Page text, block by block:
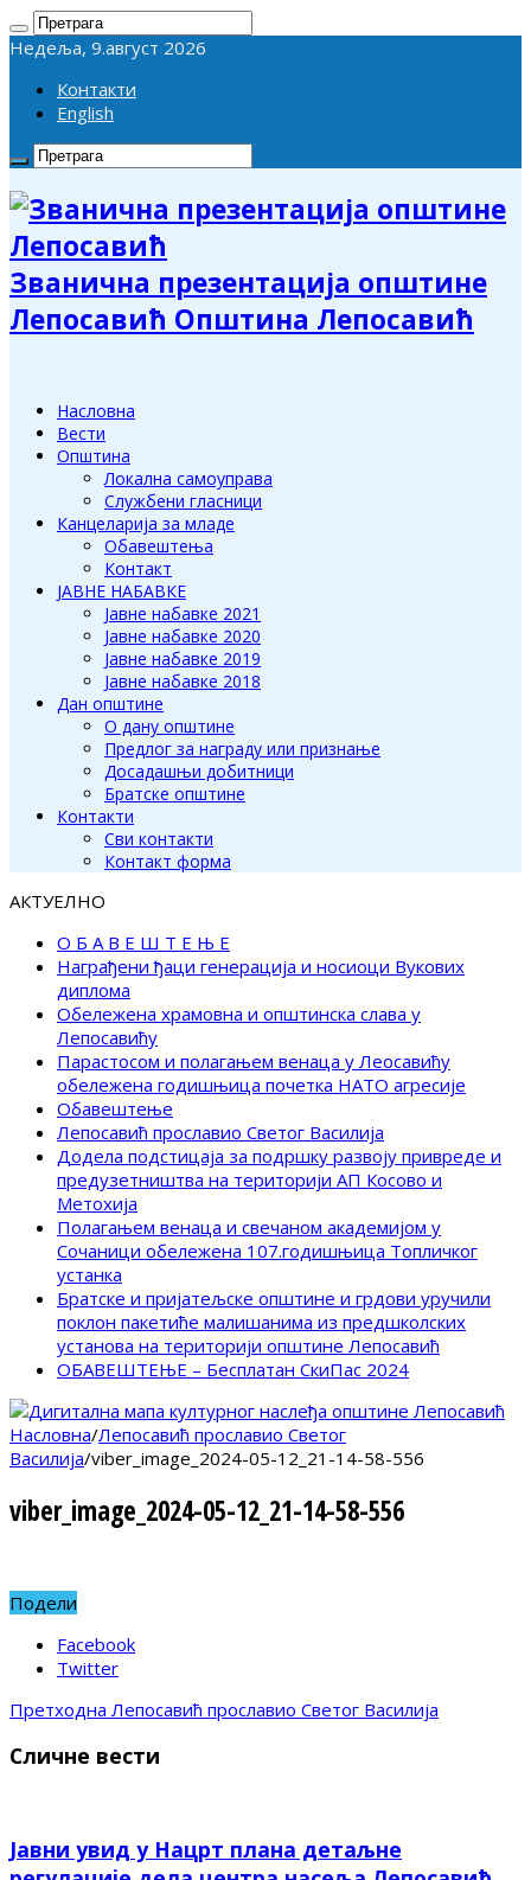
Недеља, 9.август 2026
Контакти
English
Званична презентација општине
Лепосавић Општина Лепосавић
Насловна
Вести
Општина
Локална самоуправа
Службени гласници
Канцеларија за младе
Обавештења
Контакт
ЈАВНЕ НАБАВКЕ
Јавне набавке 2021
Јавне набавке 2020
Јавне набавке 2019
Јавне набавке 2018
Дан општине
О дану општине
Предлог за награду или признање
Досадашњи добитници
Братске општине
Контакти
Сви контакти
Контакт форма
АКТУЕЛНО
О Б А В Е Ш Т Е Њ Е
Награђени ђаци генерација и носиоци Вукових
диплома
Обележена храмовна и општинска слава у
Лепосавићу
Парастосом и полагањем венаца у Леосавићу
обележена годишњица почетка НАТО агресије
Обавештење
Лепосавић прославио Светог Василија
Додела подстицаја за подршку развоју привреде и
предузетништва на територији АП Косово и
Метохија
Полагањем венаца и свечаном академијом у
Сочаници обележена 107.годишњица Топличког
устанка
Братске и пријатељске општине и грдови уручили
поклон пакетиће малишанима из предшколских
установа на територији општине Лепосавић
ОБАВЕШТЕЊЕ – Бесплатан СкиПас 2024
Насловна/Лепосавић прославио Светог
Василија/viber_image_2024-05-12_21-14-58-556
viber_image_2024-05-12_21-14-58-556
Подели
Facebook
Twitter
Претходна Лепосавић прославио Светог Василија
Сличне вести
Јавни увид у Нацрт плана детаљне